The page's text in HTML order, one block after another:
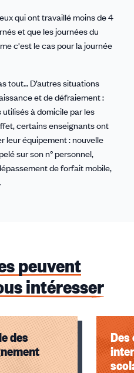
qui ont travaillé moins de 4
et que les journées du
c'est le cas pour la journée
tout… D’autres situations
et de défraiement :
à domicile par les
certains enseignants ont
leur équipement : nouvelle
sur son n° personnel,
de forfait mobile,
peuvent
intéresser
des